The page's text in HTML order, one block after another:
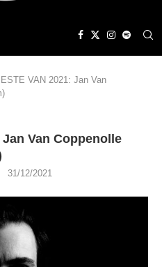
VAN 2021: Jan Van
Jan Van Coppenolle
31/12/2021